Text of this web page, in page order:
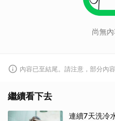
尚無內
內容已至結尾。請注意，部分內容
繼續看下去
連續7天洗冷